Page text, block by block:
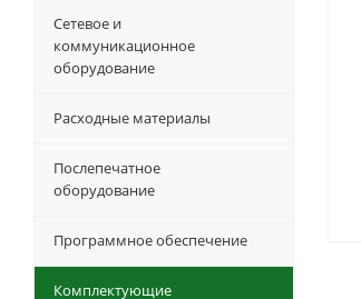
Сетевое и
коммуникационное
оборудование
Расходные материалы
Послепечатное
оборудование
Программное обеспечение
Комплектующие